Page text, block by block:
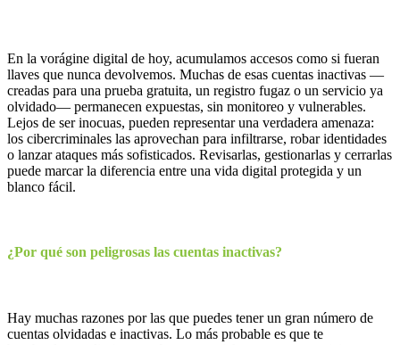
En la vorágine digital de hoy, acumulamos accesos como si fueran
llaves que nunca devolvemos. Muchas de esas cuentas inactivas —
creadas para una prueba gratuita, un registro fugaz o un servicio ya
olvidado— permanecen expuestas, sin monitoreo y vulnerables.
Lejos de ser inocuas, pueden representar una verdadera amenaza:
los cibercriminales las aprovechan para infiltrarse, robar identidades
o lanzar ataques más sofisticados. Revisarlas, gestionarlas y cerrarlas
puede marcar la diferencia entre una vida digital protegida y un
blanco fácil.
¿Por qué son peligrosas las cuentas inactivas?
Hay muchas razones por las que puedes tener un gran número de
cuentas olvidadas e inactivas. Lo más probable es que te